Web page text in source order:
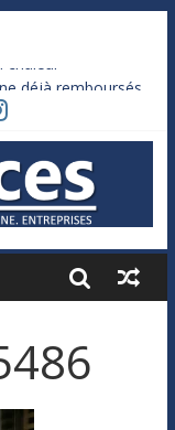
chaleur
déjà remboursés
rien